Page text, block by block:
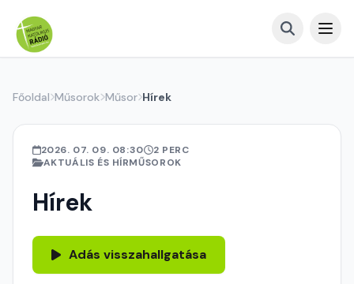
Főoldal Műsorok Műsor Hírek
2026. 07. 09. 08:30
2 PERC
AKTUÁLIS ÉS HÍRMŰSOROK
Hírek
Adás visszahallgatása